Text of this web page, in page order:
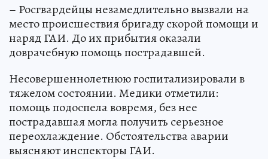
– Росгвардейцы незамедлительно вызвали на
место происшествия бригаду скорой помощи и
наряд ГАИ. До их прибытия оказали
доврачебную помощь пострадавшей.
Несовершеннолетнюю госпитализировали в
тяжелом состоянии. Медики отметили:
помощь подоспела вовремя, без нее
пострадавшая могла получить серьезное
переохлаждение. Обстоятельства аварии
выясняют инспекторы ГАИ.